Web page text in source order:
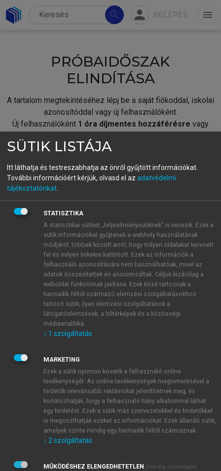
search person BELÉPÉS menu
PRÓBAIDŐSZAK
ELINDÍTÁSA
A tartalom megtekintéséhez lépj be a saját fiókoddal, iskolai
azonosítóddal vagy új felhasználóként.
Új felhasználóként 1 óra díjmentes hozzáférésre vagy
fiókoddal,vagy hozz létre új fiókot.
A regisztráció után apróbaidőszakautomatikusan
BELÉPÉS SAJÁT FIÓKKAL
ÚJ FIÓK LÉTREHOZÁSA
1 óra díjmentes hozzáférés
E-MAIL-CÍM
JELSZÓ
JELSZÓ ÚJRA
Kérek értesítést a MeRSZ újdonságairól, akcióiról.
Kérek értesítést az Akadémiai Kiadó Zrt. újdonságairól,
Adatkezelési tájékoztatóbanfoglaltakat tudomásul
SÜTIK LISTÁJA
Itt láthatja és testreszabhatja az önről gyűjtött információkat.
További információért kérjük, olvasd el az adatvédelmi
tájékoztatónkat
STATISZTIKA
A statisztikai sütiket „teljesítménysütiknek” is nevezik. Ezek a
sütik információkat gyűjtenek a webhely használatának
módjáról, többek között arról, hogy milyen oldalakat keresett
fel és milyen linkekre kattintott. Ezek az információk a
felhasználó azonosítására nem használhatóak, mivel az
adatok összesítettek és anonimizáltak. Céljuk kizárólag a
weboldal funkcióinak javítása. Ezek közé tartoznak a
harmadik féltől származó elemzési szolgáltatásokhoz
tartozó sütik; ilyen elemzési szolgáltatások a
látogatóelemzések, a hőtérképek és a közösségi
médiaanalitika.
↓ 1 szolgáltatás
MARKETING
Ezek a sütik nyomon követik a felhasználó online
tevékenységét. Az online tevékenységek megismerésével a
hirdetők relevánsabb reklámokat jeleníthetnek meg, és
korlátozhatják, hogy a felhasználó hány alkalommal láthat
egy hirdetést. Ezek a sütik más szervezetekkel és hirdetőkkel
is megoszthatják ezeket az információkat. Ezek állandó sütik,
amelyek szinte mindig egy harmadik féltől származnak.
↓ 2 szolgáltatás
MŰKÖDÉSHEZ ELENGEDHETETLEN (mindig szükséges)